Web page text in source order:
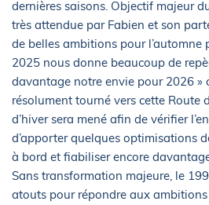
dernières saisons. Objectif majeur
très attendue par Fabien et son
de belles ambitions pour l’automne
2025 nous donne beaucoup de
davantage notre envie pour 2026 »
résolument tourné vers cette Route
d’hiver sera mené afin de vérifier
d’apporter quelques optimisations
à bord et fiabiliser encore
Sans transformation majeure, le
atouts pour répondre aux